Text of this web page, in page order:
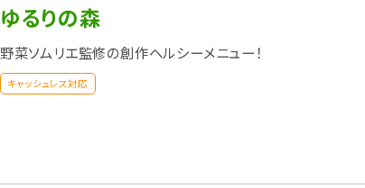
ゆるりの森
野菜ソムリエ監修の創作ヘルシーメニュー！
キャッシュレス対応